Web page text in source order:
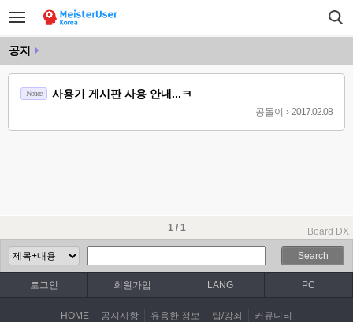
공지
Notice 사용기 게시판 사용 안내...ㅋ
공돌이 › 2017.02.08
1 / 1 Board DX
Search
로그인 회원가입 LANG PC
HOME 공지사항 유용한 정보 팁/강좌
커뮤니티